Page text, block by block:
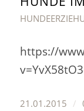
https://
21.01.2015 /